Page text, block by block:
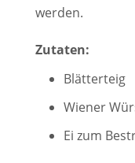
werden.
Zutaten:
Blätterteig
Wiener
Ei zum